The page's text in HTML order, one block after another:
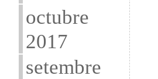
octubre
2017
setembre